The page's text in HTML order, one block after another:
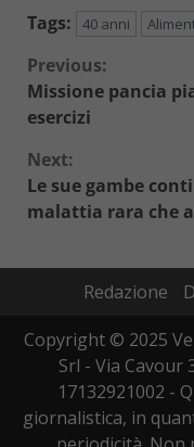
Tags: 40 anni
Continue
Reading
Previous:
Missione pancia
esercizi
Next:
Le sue gambe
malattia rara che
Redazione
Copyright © 2025
Srl - Via Cavour
17132921002 -
giornalistica, in